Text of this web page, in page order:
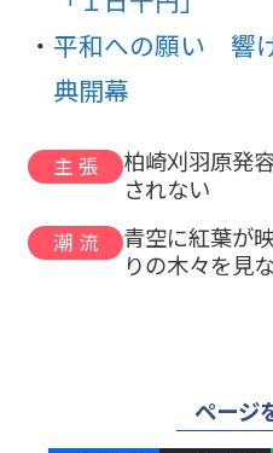
平和への願い 響
典開幕
主張
柏崎刈羽原発
されない
潮流
青空に紅葉が
りの木々を見
ページ